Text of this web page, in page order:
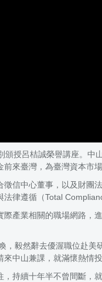
授呂桔誠榮譽講座。中
來臺灣，為臺灣資本市場
信中心董事，以及財團
律遵循（Total
產業相關的職場網路，
毅然辭去優渥職位赴
中山兼課，就滿懷熱情
持續十年半不曾間斷，